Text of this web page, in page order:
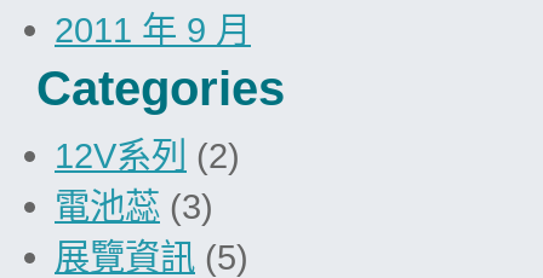
2011 年 9 月
Categories
12V系列 (2)
電池蕊 (3)
展覽資訊 (5)